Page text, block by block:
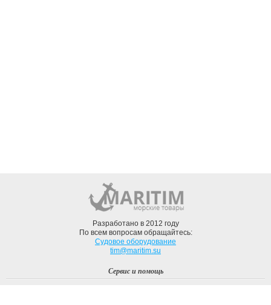
Разработано в 2012 году
По всем вопросам обращайтесь:
Судовое оборудование
tim@maritim.su
Сервис и помощь